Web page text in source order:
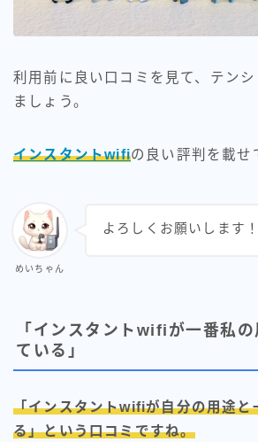
利用前に良い口コミを見て、テン
ましょう。
インスタントwifiの良い評判を載せ
めいちゃん
よろしくお願いします！
「インスタントwifiが一番私
ている」
「インスタントwifiが自分の用途と
る」という口コミですね。